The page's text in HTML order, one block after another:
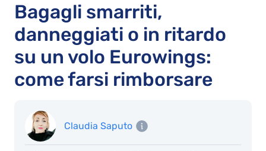
Bagagli smarriti,
danneggiati o in ritardo
su un volo Eurowings:
come farsi rimborsare
Claudia Saputo